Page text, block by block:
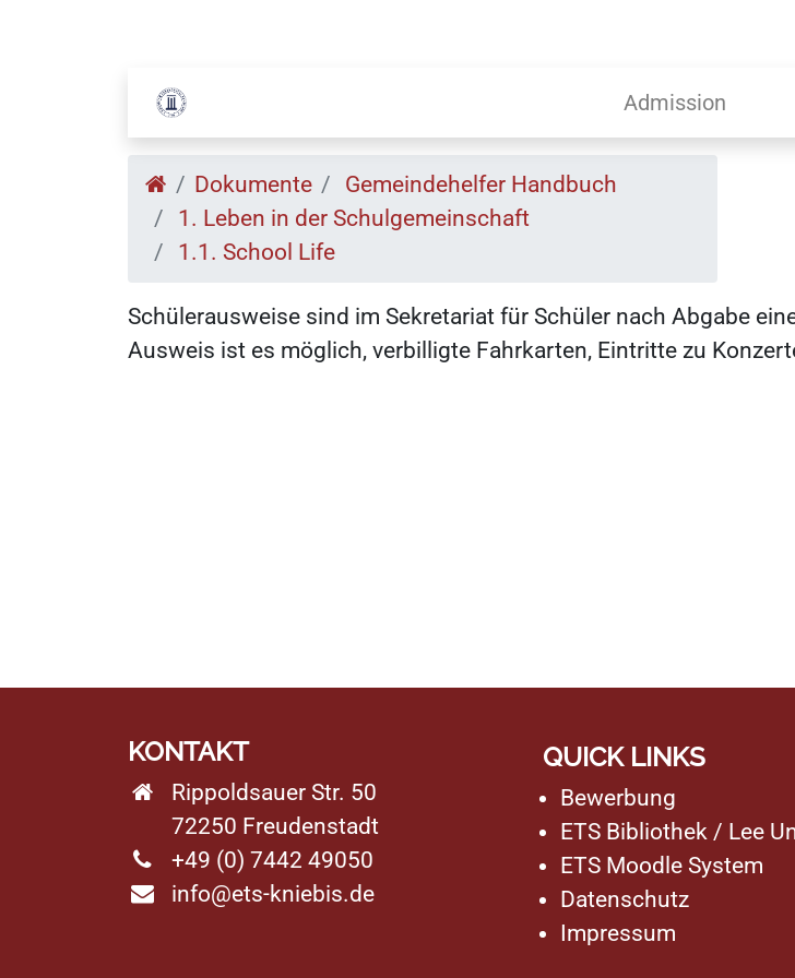
Admission
Dokumente
Gemeindehelfer Handbuch
1. Leben in der Schulgemeinschaft
1.1. School Life
Schülerausweise sind im Sekretariat für Schüler nach Abgabe
Ausweis ist es möglich, verbilligte Fahrkarten, Eintritte zu
KONTAKT
Rippoldsauer Str. 50
72250 Freudenstadt
+49 (0) 7442 49050
info@ets-kniebis.de
QUICK LINKS
Bewerbung
ETS Bibliothek / Lee
ETS Moodle System
Datenschutz
Impressum